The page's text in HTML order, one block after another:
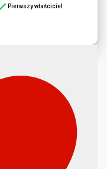
Pierwszy właściciel